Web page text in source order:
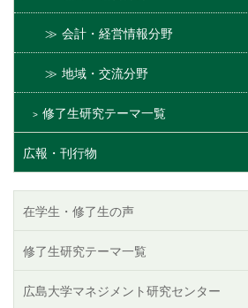
会計・経営情報分野
地域・交流分野
修了生研究テーマ一覧
広報・刊行物
在学生・修了生の声
修了生研究テーマ一覧
広島大学マネジメント研究センター